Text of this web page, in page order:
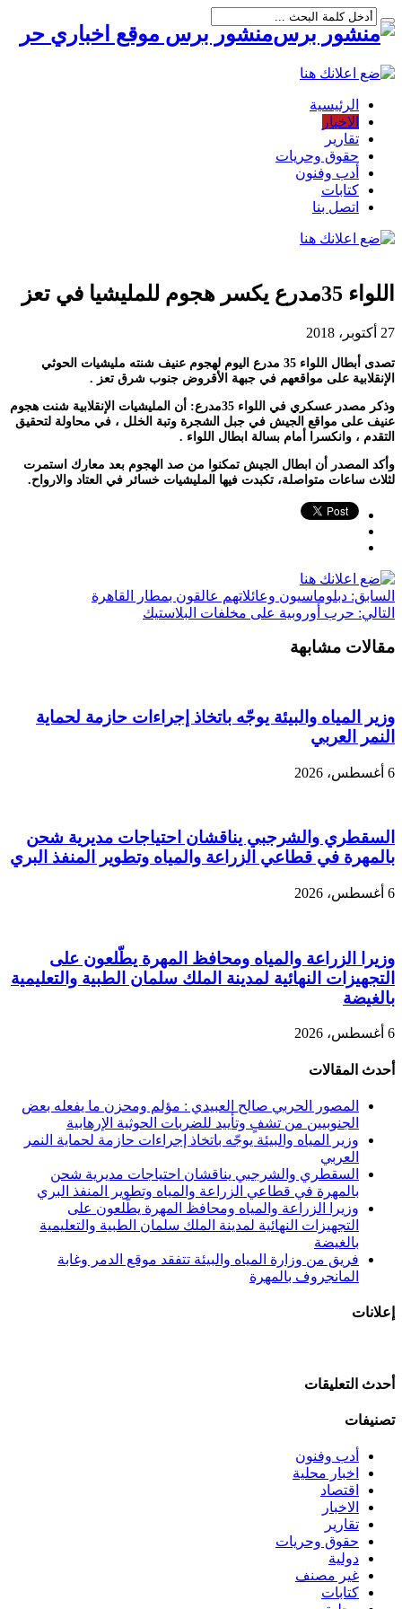
منشور برس موقع اخباري حر
الرئيسية
الاخبار
تقارير
حقوق وحريات
أدب وفنون
كتابات
اتصل بنا
اللواء 35مدرع يكسر هجوم للمليشيا في تعز
27 أكتوبر، 2018
تصدى أبطال اللواء 35 مدرع اليوم لهجوم عنيف شنته مليشيات الحوثي
الإنقلابية على مواقعهم في جبهة الأقروض جنوب شرق تعز .
وذكر مصدر عسكري في اللواء 35مدرع: أن المليشيات الإنقلابية شنت هجوم
عنيف على مواقع الجيش في جبل الشجرة وتبة الخلل ، في محاولة لتحقيق
التقدم ، وانكسرا أمام بسالة ابطال اللواء .
وأكد المصدر أن ابطال الجيش تمكنوا من صد الهجوم بعد معارك استمرت
لثلاث ساعات متواصلة، تكبدت فيها المليشيات خسائر في العتاد والارواح.
السابق: دبلوماسيون وعائلاتهم عالقون بمطار القاهرة
التالي: حرب أوروبية على مخلفات البلاستيك
مقالات مشابهة
وزير المياه والبيئة يوجّه باتخاذ إجراءات حازمة لحماية
النمر العربي
6 أغسطس، 2026
السقطري والشرجبي يناقشان احتياجات مديرية شحن
بالمهرة في قطاعي الزراعة والمياه وتطوير المنفذ البري
6 أغسطس، 2026
وزيرا الزراعة والمياه ومحافظ المهرة يطّلعون على
التجهيزات النهائية لمدينة الملك سلمان الطبية والتعليمية
بالغيضة
6 أغسطس، 2026
أحدث المقالات
المصور الحربي صالح العبيدي : مؤلم ومحزن ما يفعله بعض
الجنوبيين من تشفٍ وتأييد للضربات الحوثية الإرهابية
وزير المياه والبيئة يوجّه باتخاذ إجراءات حازمة لحماية النمر
العربي
السقطري والشرجبي يناقشان احتياجات مديرية شحن
بالمهرة في قطاعي الزراعة والمياه وتطوير المنفذ البري
وزيرا الزراعة والمياه ومحافظ المهرة يطّلعون على
التجهيزات النهائية لمدينة الملك سلمان الطبية والتعليمية
بالغيضة
فريق من وزارة المياه والبيئة تتفقد موقع الدمر وغابة
المانجروف بالمهرة
إعلانات
أحدث التعليقات
تصنيفات
أدب وفنون
اخبار محلية
اقتصاد
الاخبار
تقارير
حقوق وحريات
دولية
غير مصنف
كتابات